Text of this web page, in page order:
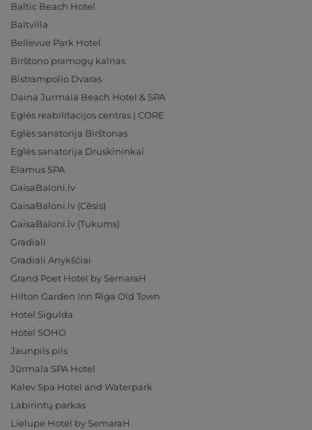
Baltic Beach Hotel
Baltvilla
Bellevue Park Hotel
Birštono pramogų kalnas
Bistrampolio Dvaras
Daina Jurmala Beach Hotel & SPA
Eglės reabilitacijos centras | CORE
Eglės sanatorija Birštonas
Eglės sanatorija Druskininkai
Elamus SPA
GaisaBaloni.lv
GaisaBaloni.lv (Cēsis)
GaisaBaloni.lv (Tukums)
Gradiali
Gradiali Anykščiai
Grand Poet Hotel by SemaraH
Hilton Garden Inn Riga Old Town
Hotel Sigulda
Hotel SOHO
Jaunpils pils
Jūrmala SPA Hotel
Kalev Spa Hotel and Waterpark
Labirintų parkas
Lielupe Hotel by SemaraH